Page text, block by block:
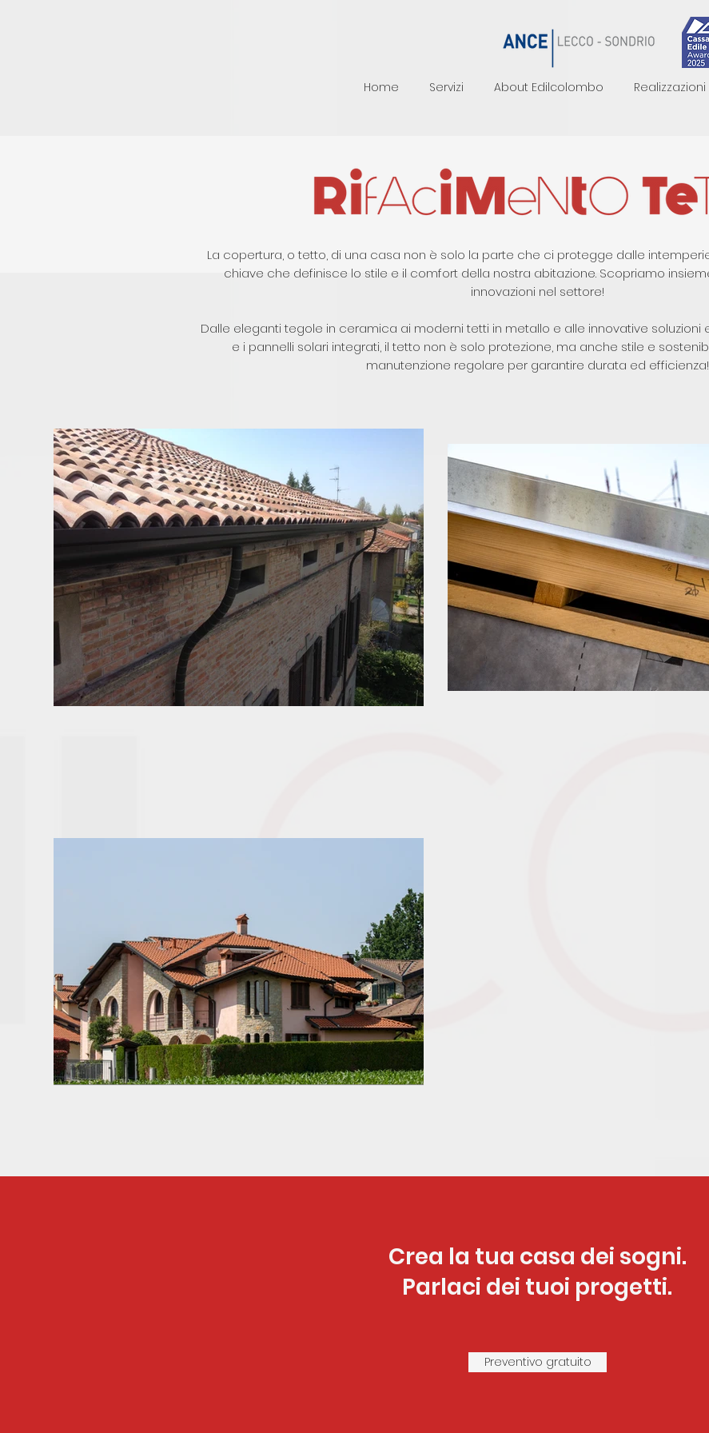
Home Servizi About Edilcolombo Realizzazioni
La copertura, o tetto, di una casa non è solo la parte che ci protegge dalle
chiave che definisce lo stile e il comfort della nostra abitazione. Scopriamo
innovazioni nel settore!
Dalle eleganti tegole in ceramica ai moderni tetti in metallo e alle innovative
e i pannelli solari integrati, il tetto non è solo protezione, ma anche stile e
manutenzione regolare per garantire durata ed efficienza!
Crea la tua casa dei sogni.
Parlaci dei tuoi progetti.
Preventivo gratuito